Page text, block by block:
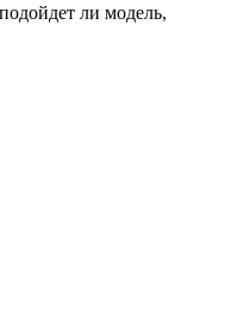
ли модель,